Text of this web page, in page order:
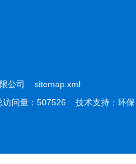
限公司 sitemap.xml
问量：507526 技术支持： 环保